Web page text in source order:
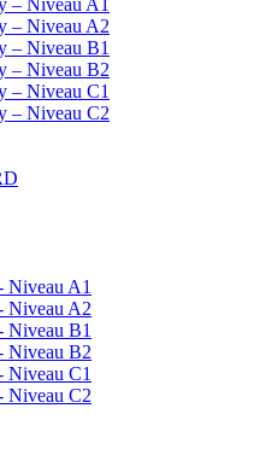
– Niveau A1
– Niveau A2
– Niveau B1
– Niveau B2
– Niveau C1
– Niveau C2
Niveau A1
Niveau A2
Niveau B1
Niveau B2
Niveau C1
Niveau C2